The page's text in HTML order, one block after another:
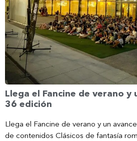
Llega el Fancine de verano y
36 edición
Llega el Fancine de verano y un
de contenidos Clásicos de fantasía